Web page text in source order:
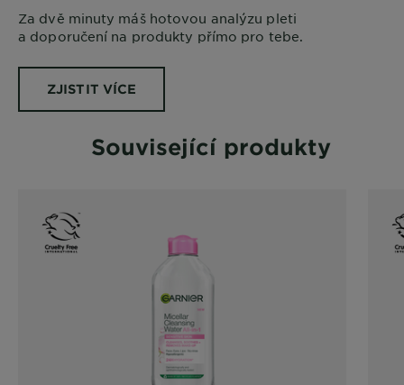
Za dvě minuty máš hotovou analýzu pleti
a doporučení na produkty přímo pro tebe.
ZJISTIT VÍCE
Související produkty